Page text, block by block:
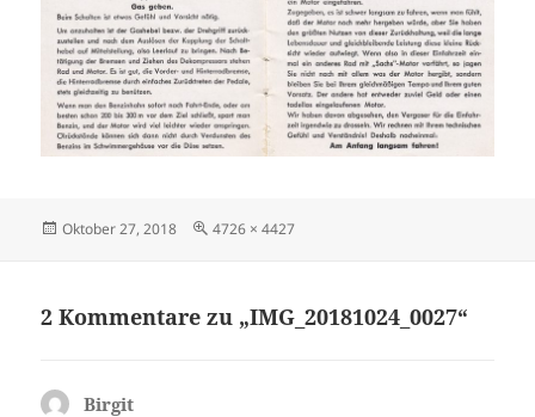
Veröffentlicht
Oktober 27, 2018 Originalgröße
4726 × 4427
2 Kommentare zu „IMG_20181024_0027“
Birgit